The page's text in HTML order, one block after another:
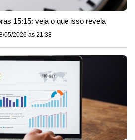
15:15: veja o que isso revela
05/2026 às 21:38